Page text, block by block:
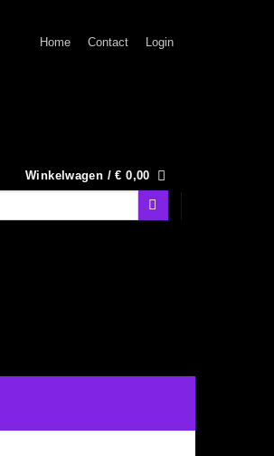
Home Contact Login
Winkelwagen /€ 0,00